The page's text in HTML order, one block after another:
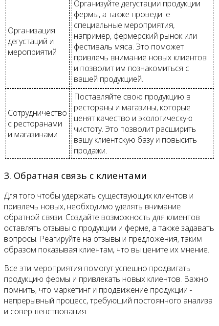
Организация
дегустаций и
мероприятий
Организуйте дегустации продукции
фермы, а также проведите
специальные мероприятия,
например, фермерский рынок или
фестиваль мяса. Это поможет
привлечь внимание новых клиентов
и позволит им познакомиться с
вашей продукцией.
Сотрудничество
с ресторанами
и магазинами
Поставляйте свою продукцию в
рестораны и магазины, которые
ценят качество и экологическую
чистоту. Это позволит расширить
вашу клиентскую базу и повысить
продажи.
3. Обратная связь с клиентами
Для того чтобы удержать существующих клиентов и
привлечь новых, необходимо уделять внимание
обратной связи. Создайте возможность для клиентов
оставлять отзывы о продукции и ферме, а также задавать
вопросы. Реагируйте на отзывы и предложения, таким
образом показывая клиентам, что вы цените их мнение.
Все эти мероприятия помогут успешно продвигать
продукцию фермы и привлекать новых клиентов. Важно
помнить, что маркетинг и продвижение продукции -
непрерывный процесс, требующий постоянного анализа
и совершенствования.